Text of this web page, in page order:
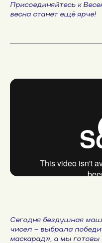
Присоединяйтесь к
весна станет ещё ярче!
Сегодня бездушная
чисел – выбрала
маскарад», а мы готовы